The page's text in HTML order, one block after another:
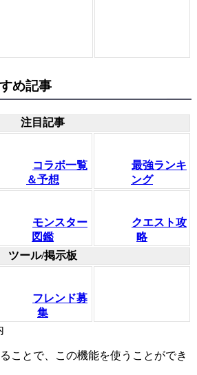
め記事
注目記事
コラボ一覧
＆予想
最強ランキ
ング
モンスター
図鑑
クエスト攻
略
ツール/掲示板
フレンド募
集
ことで、この機能を使うことができ